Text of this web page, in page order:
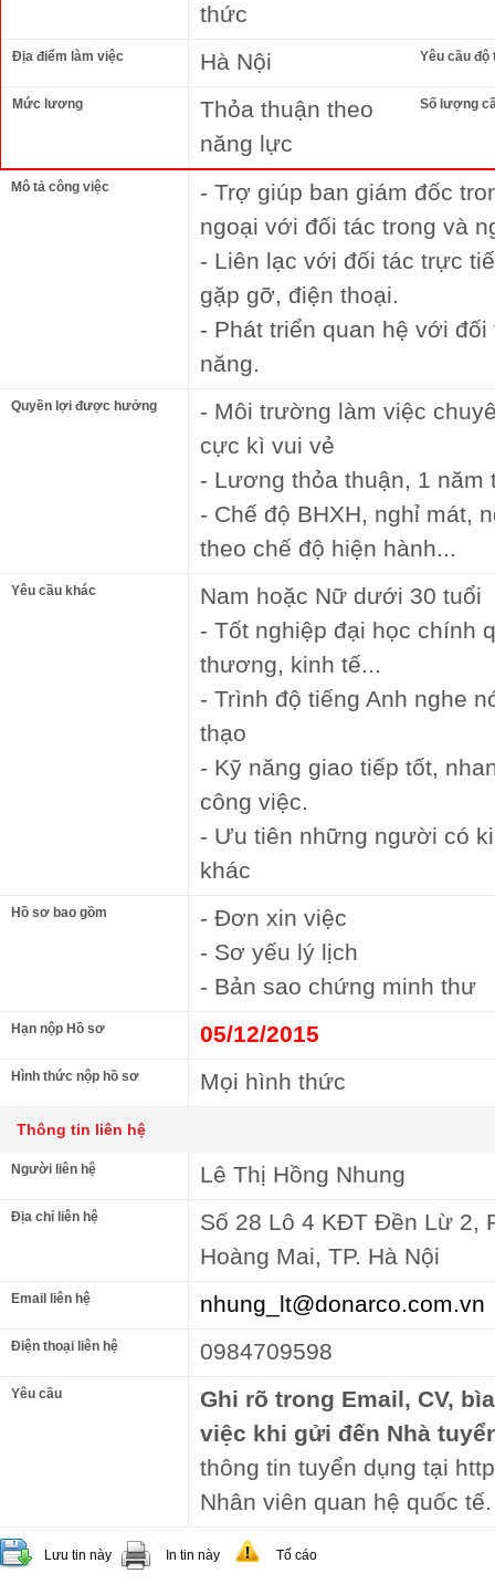
thức
Địa điểm làm việc Hà Nội Yêu cầu độ
Mức lương
Thỏa thuận theo
năng lực
Số lượng
Mô tả công việc
- Trợ giúp ban giám đốc
ngoại với đối tác trong và
- Liên lạc với đối tác trực
gặp gỡ, điện thoại.
- Phát triển quan hệ với
năng.
Quyền lợi được hưởng
- Môi trường làm việc
cực kì vui vẻ
- Lương thỏa thuận, 1
- Chế độ BHXH, nghỉ mát,
theo chế độ hiện hành...
Yêu cầu khác
Nam hoặc Nữ dưới 30 tuổi
- Tốt nghiệp đại học chính
thương, kinh tế...
- Trình độ tiếng Anh nghe
thạo
- Kỹ năng giao tiếp tốt,
công việc.
- Ưu tiên những người có
khác
Hồ sơ bao gồm
- Đơn xin việc
- Sơ yếu lý lịch
- Bản sao chứng minh thư
Hạn nộp Hồ sơ 05/12/2015
Hình thức nộp hồ sơ Mọi hình thức
Thông tin liên hệ
Người liên hệ Lê Thị Hồng Nhung
Địa chỉ liên hệ
Số 28 Lô 4 KĐT Đền Lừ 2,
Hoàng Mai, TP. Hà Nội
Email liên hệ nhung_lt@donarco.com.vn
Điện thoại liên hệ 0984709598
Yêu cầu
Ghi rõ trong Email, CV,
việc khi gửi đến Nhà
thông tin tuyển dụng tại
Nhân viên quan hệ quốc
Lưu tin này In tin này Tố cáo